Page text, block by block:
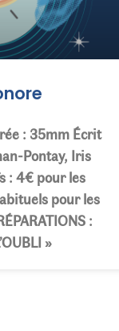
: 35mm Écrit
Pontay, Iris
: 4€ pour les
pour les
:
»